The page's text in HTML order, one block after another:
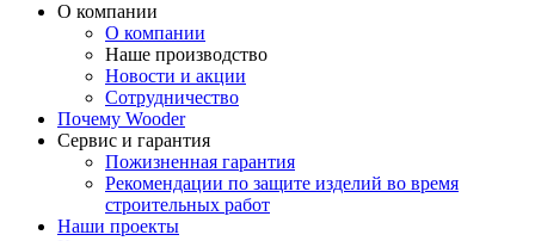
О компании
О компании
Наше производство
Новости и акции
Сотрудничество
Почему Wooder
Сервис и гарантия
Пожизненная гарантия
Рекомендации по защите изделий во время
строительных работ
Наши проекты